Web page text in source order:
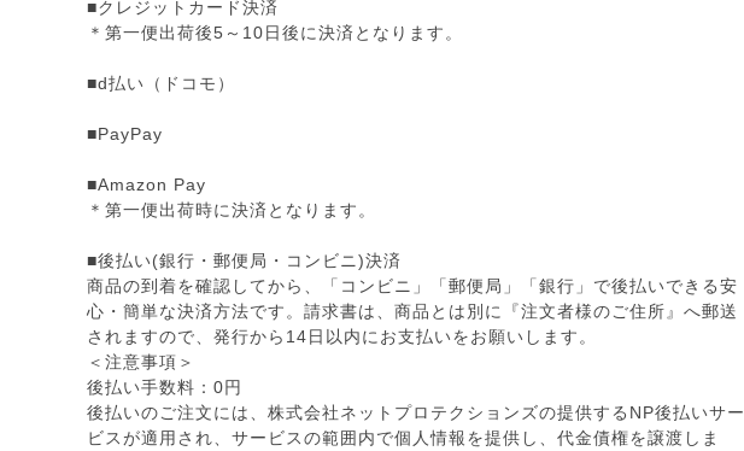
■クレジットカード決済
＊第一便出荷後5～10日後に決済となります。
■d払い（ドコモ）
■PayPay
■Amazon Pay
＊第一便出荷時に決済となります。
■後払い(銀行・郵便局・コンビニ)決済
商品の到着を確認してから、「コンビニ」「郵便局」「銀行」で後払いできる安
心・簡単な決済方法です。請求書は、商品とは別に『注文者様のご住所』へ郵送
されますので、発行から14日以内にお支払いをお願いします。
＜注意事項＞
後払い手数料：0円
後払いのご注文には、株式会社ネットプロテクションズの提供するNP後払いサー
ビスが適用され、サービスの範囲内で個人情報を提供し、代金債権を譲渡しま